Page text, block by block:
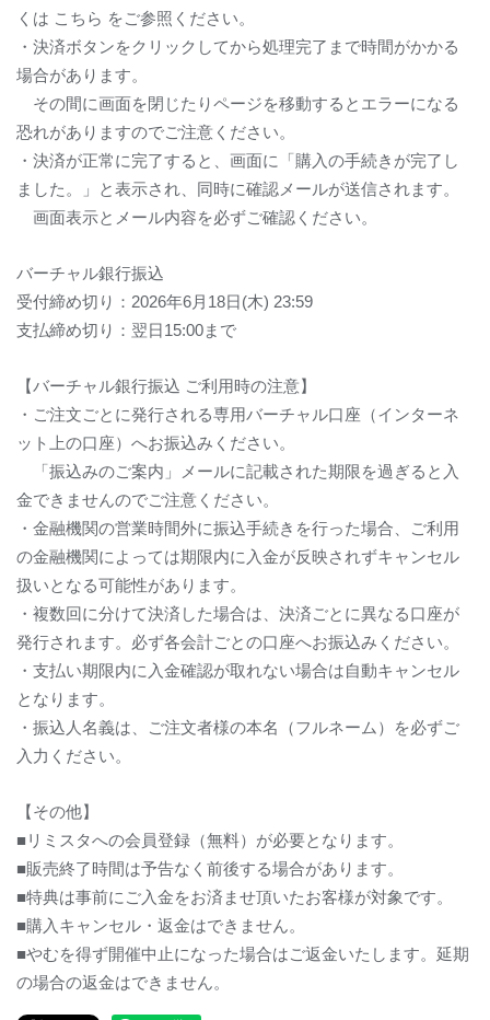
くは こちら をご参照ください。
・決済ボタンをクリックしてから処理完了まで時間がかかる
場合があります。
その間に画面を閉じたりページを移動するとエラーになる
恐れがありますのでご注意ください。
・決済が正常に完了すると、画面に「購入の手続きが完了し
ました。」と表示され、同時に確認メールが送信されます。
画面表示とメール内容を必ずご確認ください。
バーチャル銀行振込
受付締め切り： 2026年6月 18日 (木) 23:59
支払締め切り：翌日 15:00まで
【バーチャル銀行振込 ご利用時の注意】
・ご注文ごとに発行される専用バーチャル口座（インターネ
ット上の口座）へお振込みください。
「振込みのご案内」メールに記載された期限を過ぎると入
金できませんのでご注意ください。
・金融機関の営業時間外に振込手続きを行った場合、ご利用
の金融機関によっては期限内に入金が反映されずキャンセル
扱いとなる可能性があります。
・複数回に分けて決済した場合は、決済ごとに異なる口座が
発行されます。必ず各会計ごとの口座へお振込みください。
・支払い期限内に入金確認が取れない場合は自動キャンセル
となります。
・振込人名義は、ご注文者様の本名（フルネーム）を必ずご
入力ください。
【その他】
■リミスタへの会員登録（無料）が必要となります。
■販売終了時間は予告なく前後する場合があります。
■特典は事前にご入金をお済ませ頂いたお客様が対象です。
■購入キャンセル・返金はできません。
■やむを得ず開催中止になった場合はご返金いたします。延期
の場合の返金はできません。